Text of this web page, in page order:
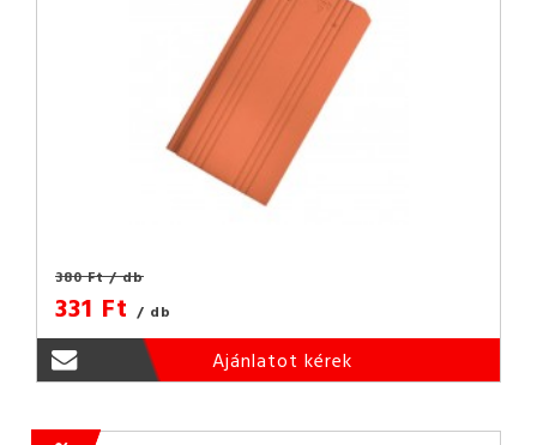
380 Ft/ db
331 Ft / db
Ajánlatot kérek